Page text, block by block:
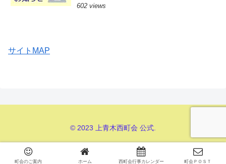
602 views
サイトMAP
© 2023 上青木西町会 公式.
町会のご案内 ホーム 西町会行事カレンダー 町会ＰＯＳＴ